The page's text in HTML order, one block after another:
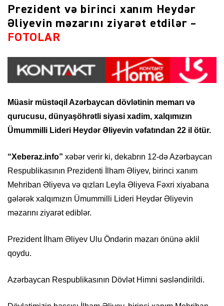
Prezident və birinci xanım Heydər
Əliyevin məzarını ziyarət etdilər –
FOTOLAR
Müasir müstəqil Azərbaycan dövlətinin memarı və
qurucusu, dünyaşöhrətli siyasi xadim, xalqımızın
Ümummilli Lideri Heydər Əliyevin vəfatından 22 il ötür.
“Xeberaz.info” xəbər verir ki, dekabrın 12-də Azərbaycan
Respublikasının Prezidenti İlham Əliyev, birinci xanım
Mehriban Əliyeva və qızları Leyla Əliyeva Fəxri xiyabana
gələrək xalqımızın Ümummilli Lideri Heydər Əliyevin
məzarını ziyarət ediblər.
Prezident İlham Əliyev Ulu Öndərin məzarı önünə əklil
qoydu.
Azərbaycan Respublikasının Dövlət Himni səsləndirildi.